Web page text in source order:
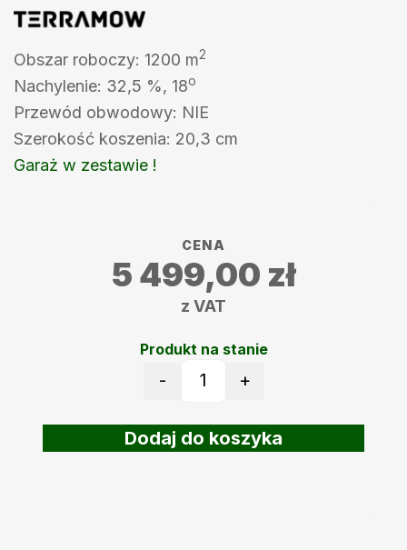
Obszar roboczy: 1200 m2
Nachylenie: 32,5 %, 18o
Przewód obwodowy: NIE
Szerokość koszenia: 20,3 cm
Garaż w zestawie !
CENA
5 499,00 zł
z VAT
Produkt na stanie
ilość Robot koszący
- +
Dodaj do koszyka